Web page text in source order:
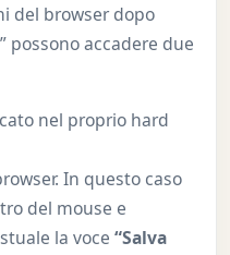
del browser dopo
possono accadere due
nel proprio hard
In questo caso
del mouse e
la voce “Salva